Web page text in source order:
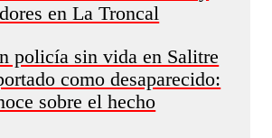
en La Troncal
policía sin vida en Salitre
como desaparecido:
sobre el hecho